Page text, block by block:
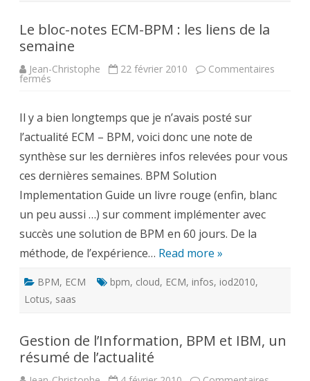
Le bloc-notes ECM-BPM : les liens de la
semaine
Jean-Christophe 22 février 2010 Commentaires
fermés
ECM-
BPM
:
les
liens
de
la
semaine
Il y a bien longtemps que je n’avais posté sur
l’actualité ECM – BPM, voici donc une note de
synthèse sur les dernières infos relevées pour vous
ces dernières semaines. BPM Solution
Implementation Guide un livre rouge (enfin, blanc
un peu aussi …) sur comment implémenter avec
succès une solution de BPM en 60 jours. De la
méthode, de l’expérience… Read more »
BPM, ECM bpm, cloud, ECM, infos, iod2010,
Lotus, saas
Gestion de l’Information, BPM et IBM, un
résumé de l’actualité